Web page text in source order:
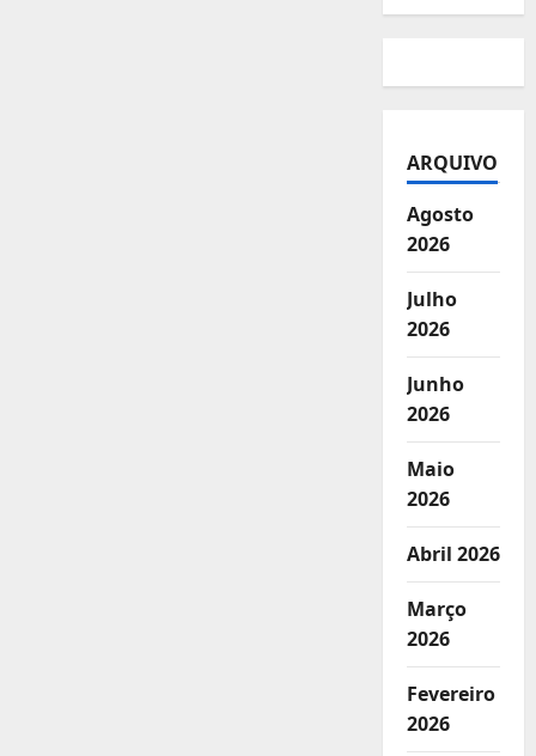
ARQUIVO
Agosto
2026
Julho
2026
Junho
2026
Maio
2026
Abril 2026
Março
2026
Fevereiro
2026